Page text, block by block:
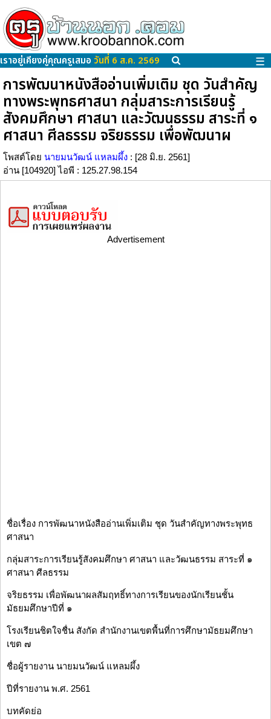
เราอยู่เคียงคู่คุณครูเสมอ วันที่ 6 ส.ค. 2569 ☰
การพัฒนาหนังสืออ่านเพิ่มเติม ชุด วันสำคัญ
ทางพระพุทธศาสนา กลุ่มสาระการเรียนรู้
สังคมศึกษา ศาสนา และวัฒนธรรม สาระที่ ๑
ศาสนา ศีลธรรม จริยธรรม เพื่อพัฒนาผ
โพสต์โดย นายมนวัฒน์ แหลมผึ้ง : [28 มิ.ย. 2561]
อ่าน [104920] ไอพี : 125.27.98.154
Advertisement
ชื่อเรื่อง การพัฒนาหนังสืออ่านเพิ่มเติม ชุด วันสำคัญทางพระพุทธ
ศาสนา
กลุ่มสาระการเรียนรู้สังคมศึกษา ศาสนา และวัฒนธรรม สาระที่ ๑
ศาสนา ศีลธรรม
จริยธรรม เพื่อพัฒนาผลสัมฤทธิ์ทางการเรียนของนักเรียนชั้น
มัธยมศึกษาปีที่ ๑
โรงเรียนชิตใจชื่น สังกัด สำนักงานเขตพื้นที่การศึกษามัธยมศึกษา
เขต ๗
ชื่อผู้รายงาน นายมนวัฒน์ แหลมผึ้ง
ปีที่รายงาน พ.ศ. 2561
บทคัดย่อ